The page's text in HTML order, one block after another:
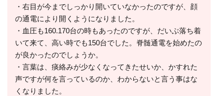
・右目が今までしっかり開いていなかったのですが、顔
の通電により開くようになりました。
・血圧も160.170台の時もあったのですが、だいぶ落ち着
いて来て、高い時でも150台でした。脊髄通電を始めたの
が良かったのでしょうか。
・言葉は、痰絡みが少なくなってきたせいか、かすれた
声ですが何を言っているのか、わからないと言う事はな
くなりました。